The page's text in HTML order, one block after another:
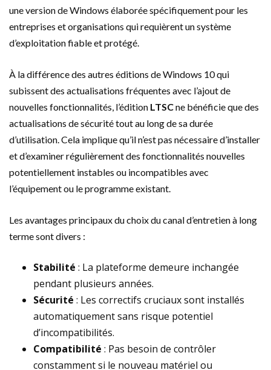
une version de Windows élaborée spécifiquement pour les
entreprises et organisations qui requièrent un système
d’exploitation fiable et protégé.
À la différence des autres éditions de Windows 10 qui
subissent des actualisations fréquentes avec l’ajout de
nouvelles fonctionnalités, l’édition LTSCne bénéficie que des
actualisations de sécurité tout au long de sa durée
d’utilisation. Cela implique qu’il n’est pas nécessaire d’installer
et d’examiner régulièrement des fonctionnalités nouvelles
potentiellement instables ou incompatibles avec
l’équipement ou le programme existant.
Les avantages principaux du choix du canal d’entretien à long
terme sont divers :
Stabilité : La plateforme demeure inchangée
pendant plusieurs années.
Sécurité : Les correctifs cruciaux sont installés
automatiquement sans risque potentiel
d’incompatibilités.
Compatibilité : Pas besoin de contrôler
constamment si le nouveau matériel ou